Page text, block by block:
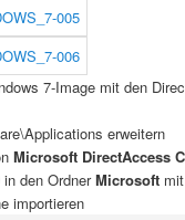
7-Image mit den
erweitern
Microsoft DirectAccess
in den OrdnerMicrosoft
importieren